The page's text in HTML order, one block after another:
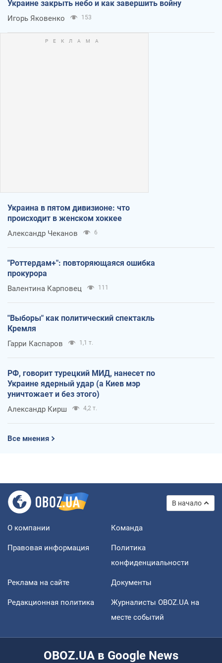
Украине закрыть небо и как завершить войну
Игорь Яковенко 153
Украина в пятом дивизионе: что
происходит в женском хоккее
Александр Чеканов 6
"Роттердам+": повторяющаяся ошибка
прокурора
Валентина Карповец 111
"Выборы" как политический спектакль
Кремля
Гарри Каспаров 1,1 т.
РФ, говорит турецкий МИД, нанесет по
Украине ядерный удар (а Киев мэр
уничтожает и без этого)
Александр Кирш 4,2 т.
Все мнения
В начало
О компании Команда
Правовая информация
Политика
конфиденциальности
Реклама на сайте Документы
Редакционная политика
Журналисты OBOZ.UA на
месте событий
OBOZ.UA в Google News